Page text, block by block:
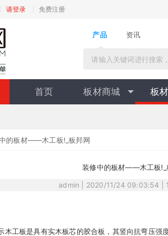
请登录 免费注册
产品 资讯
首页 板材商城 板
的板材——木工板!_板邦网
装修中的板材——木工板!_
admin | 2020/11/24 09:03:54 |
木工板是具有实木板芯的胶合板，其竖向抗弯压强